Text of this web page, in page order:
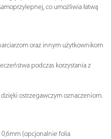
co umożliwia łatwą
oraz innym użytkownikom
podczas korzystania z
ostrzegawczym oznaczeniom.
0,6mm (opcjonalnie folia